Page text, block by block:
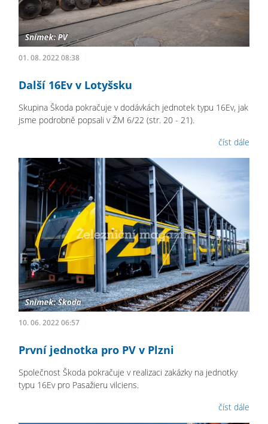
01. 08. 2022 08:38
Další 16Ev v Lotyšsku
Skupina Škoda pokračuje v dodávkách jednotek typu 16Ev, jak
jsme podrobně popsali v ŽM 6/22 (str. 20 - 21).
číst dále
10. 06. 2022 06:57
První jednotka pro PV v Plzni
Společnost Škoda pokračuje v realizaci zakázky na jednotky
typu 16Ev pro Pasažieru vilciens.
číst dále